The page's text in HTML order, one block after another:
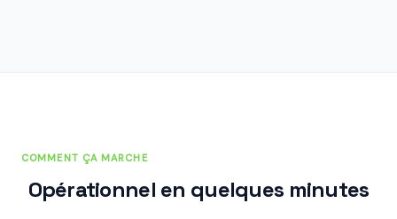
COMMENT ÇA MARCHE
Opérationnel en quelques minutes